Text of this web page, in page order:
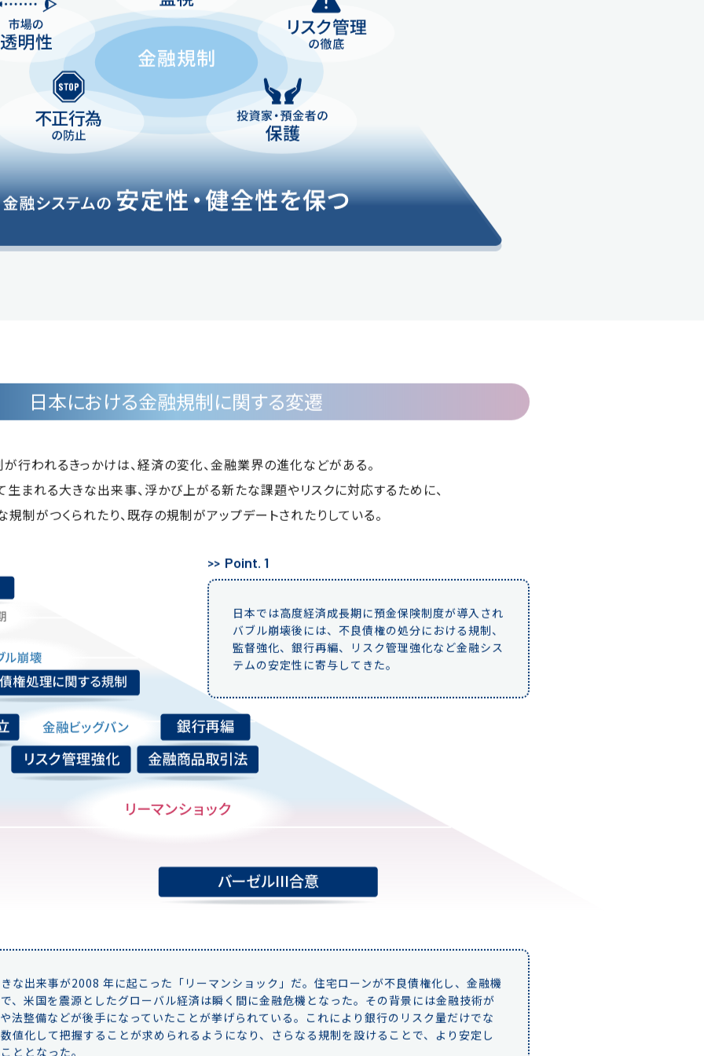
日本における金融規制に関する変遷
行われるきっかけは、経済の変化、金融業界の進化などがある。
生まれる大きな出来事、浮かび上がる新たな課題やリスクに対応するために、
規制がつくられたり、既存の規制がアップデートされたりしている。
Point. 1
日本では高度経済成長期に預金保険制度が導入され
バブル崩壊後には、不良債権の処分における規制、
監督強化、銀行再編、リスク管理強化など金融シス
テムの安定性に寄与してきた。
な出来事が2008 年に起こった「リーマンショック」だ。住宅ローンが不良債権化し、金融機
、米国を震源としたグローバル経済は瞬く間に金融危機となった。その背景には金融技術が
法整備などが後手になっていたことが挙げられている。これにより銀行のリスク量だけでな
値化して把握することが求められるようになり、さらなる規制を設けることで、より安定し